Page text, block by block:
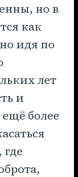
но в
как
идя по
лет
и
более